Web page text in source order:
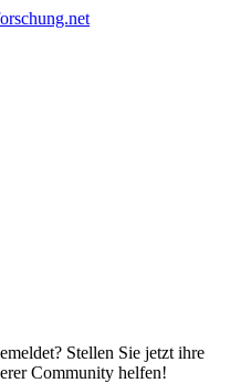
Stellen Sie jetzt ihre
Community helfen!